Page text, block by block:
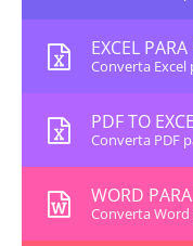
EXCEL
Converta Excel
PDF TO
Converta PDF
WORD
Converta Word